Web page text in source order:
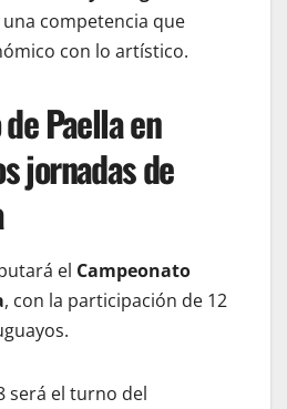
una competencia que
con lo artístico.
Paella en
jornadas de
el Campeonato
, con la participación de 12
será el turno del